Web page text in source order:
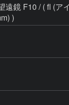
遠鏡 F10 / ( fl (ア